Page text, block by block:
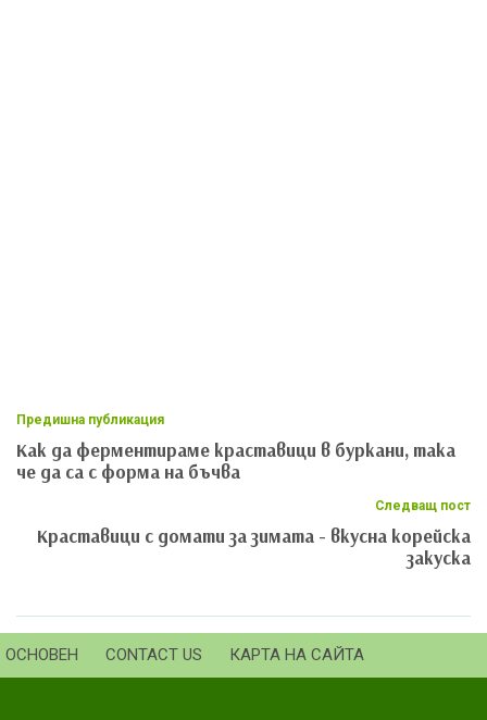
Предишна публикация
Как да ферментираме краставици в буркани, така
че да са с форма на бъчва
Следващ пост
Краставици с домати за зимата - вкусна корейска
закуска
ОСНОВЕН CONTACT US КАРТА НА САЙТА